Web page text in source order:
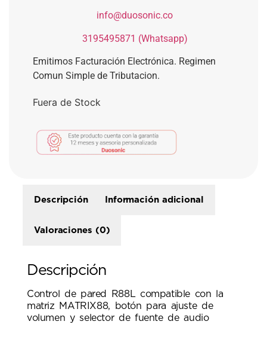
info@duosonic.co
3195495871 (Whatsapp)
Emitimos Facturación Electrónica. Regimen
Comun Simple de Tributacion.
Fuera de Stock
Descripción Información adicional
Valoraciones (0)
Descripción
Control de pared R88L compatible con la
matriz MATRIX88, botón para ajuste de
volumen y selector de fuente de audio